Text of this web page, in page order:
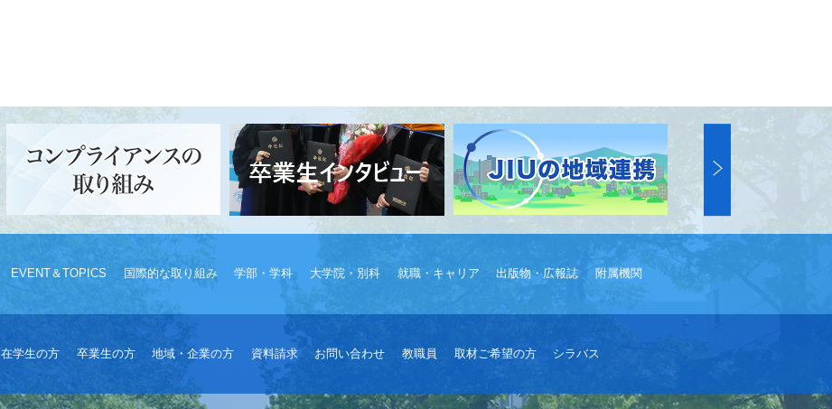
EVENT＆TOPICS 国際的な取り組み 学部・学科 大学院・別科 就職・キャリア 出版物・広報誌 附属機関
在学生の方 卒業生の方 地域・企業の方 資料請求 お問い合わせ 教職員 取材ご希望の方 シラバス